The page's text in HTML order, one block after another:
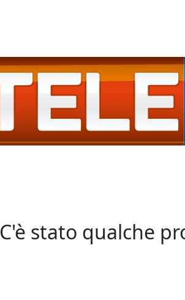
C'è stato qualche